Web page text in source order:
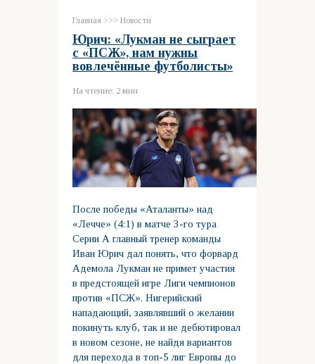
Главная >>> Новости
Юрич: «Лукман не сыграет
с «ПСЖ», нам нужны
вовлечённые футболисты»
На чтение: 2 мин
После победы «Аталанты» над
«Лечче» (4:1) в матче 3-го тура
Серии А главный тренер команды
Иван Юрич дал понять, что форвард
Адемола Лукман не примет участия
в предстоящей игре Лиги чемпионов
против «ПСЖ». Нигерийский
нападающий, заявлявший о желании
покинуть клуб, так и не дебютировал
в новом сезоне, не найдя вариантов
для перехода в топ-5 лиг Европы до